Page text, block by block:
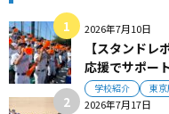
2026年7月10日
【スタンド
応援でサポー
学校紹介 東
2026年7月17日